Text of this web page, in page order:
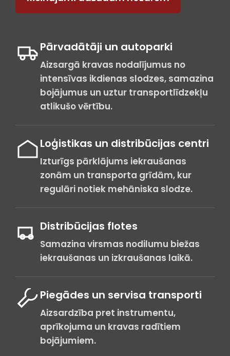
Pārvadātāji un autoparki
Aizsargā kravas nodalījumus no
intensīvas ikdienas slodzes, samazina
bojājumus un uztur transportlīdzekļu
atlikušo vērtību.
Loģistikas un distribūcijas centri
Izturīgs pārklājums iekraušanas
zonām un transporta grīdām, kur
regulāri notiek mehāniska slodze.
Distribūcijas flotes
Samazina virsmas nodilumu biežas
iekraušanas un izkraušanas laikā.
Piegādes un servisa transporti
Aizsardzība pret instrumentu,
aprīkojuma un kravas radītiem
bojājumiem.